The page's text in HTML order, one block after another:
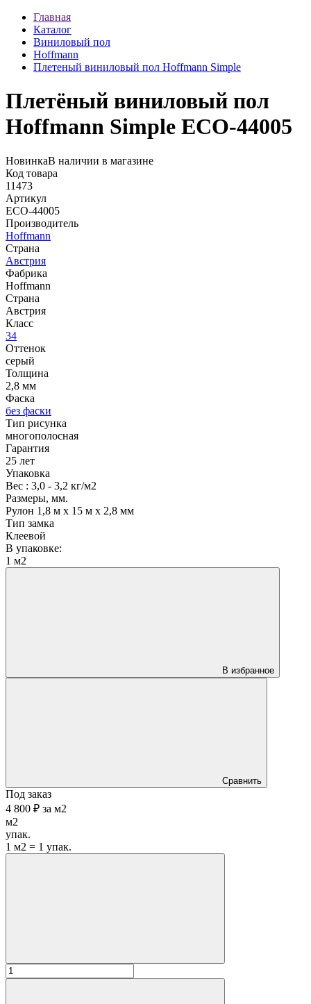
Главная
Каталог
Виниловый пол
Hoffmann
Плетеный виниловый пол Hoffmann Simple
Плетёный виниловый пол
Hoffmann Simple ECO-44005
НовинкаВ наличии в магазине
Код товара
11473
Артикул
ECO-44005
Производитель
Hoffmann
Страна
Австрия
Фабрика
Hoffmann
Страна
Австрия
Класс
34
Оттенок
серый
Толщина
2,8 мм
Фаска
без фаски
Тип рисунка
многополосная
Гарантия
25 лет
Упаковка
Вес : 3,0 - 3,2 кг/м2
Размеры, мм.
Рулон 1,8 м х 15 м х 2,8 мм
Тип замка
Клеевой
В упаковке:
1 м2
В избранное
Сравнить
Под заказ
4 800 ₽ за м2
м2
упак.
1 м2 = 1 упак.